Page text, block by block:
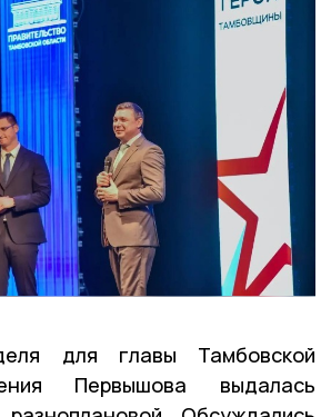
для главы Тамбовской
Первышова выдалась